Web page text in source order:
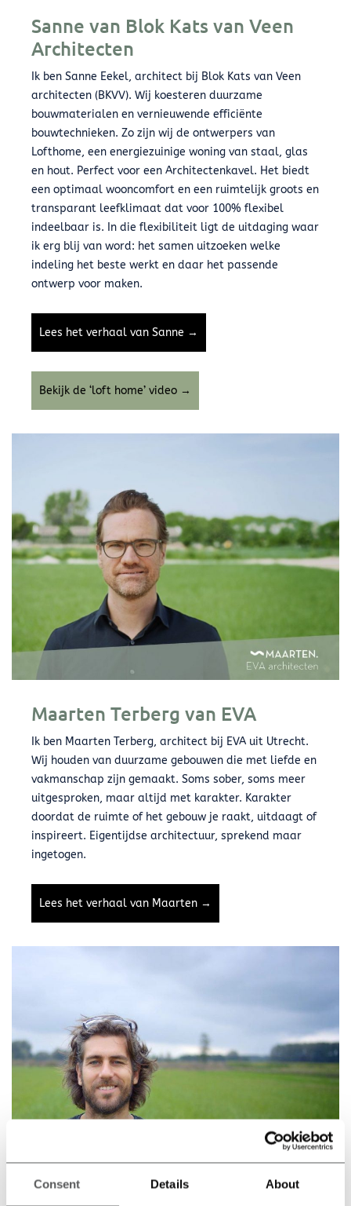
Consent Details About
Sanne van Blok Kats van Veen
Architecten
Ik ben Sanne Eekel, architect bij Blok Kats van Veen
architecten (BKVV). Wij koesteren duurzame
bouwmaterialen en vernieuwende efficiënte
bouwtechnieken. Zo zijn wij de ontwerpers van
Lofthome, een energiezuinige woning van staal, glas
en hout. Perfect voor een Architectenkavel. Het biedt
een optimaal wooncomfort en een ruimtelijk groots en
transparant leefklimaat dat voor 100% flexibel
indeelbaar is. In die flexibiliteit ligt de uitdaging waar
ik erg blij van word: het samen uitzoeken welke
indeling het beste werkt en daar het passende
ontwerp voor maken.
Lees het verhaal van Sanne →
Bekijk de ‘loft home’ video →
Maarten Terberg van EVA
Ik ben Maarten Terberg, architect bij EVA uit Utrecht.
Wij houden van duurzame gebouwen die met liefde en
vakmanschap zijn gemaakt. Soms sober, soms meer
uitgesproken, maar altijd met karakter. Karakter
doordat de ruimte of het gebouw je raakt, uitdaagt of
inspireert. Eigentijdse architectuur, sprekend maar
ingetogen.
Lees het verhaal van Maarten →